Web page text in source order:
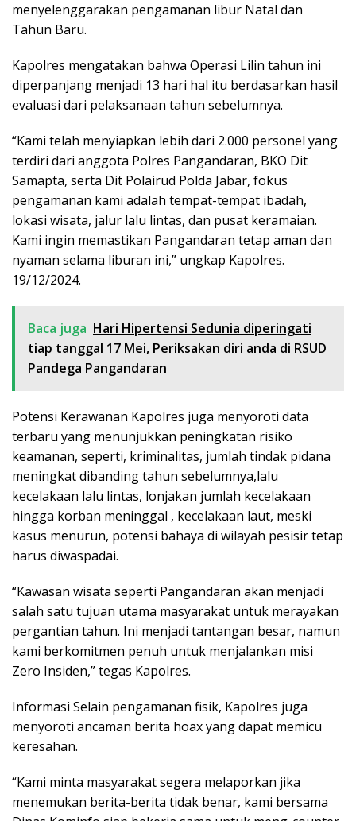
menyelenggarakan pengamanan libur Natal dan
Tahun Baru.
Kapolres mengatakan bahwa Operasi Lilin tahun ini
diperpanjang menjadi 13 hari hal itu berdasarkan hasil
evaluasi dari pelaksanaan tahun sebelumnya.
“Kami telah menyiapkan lebih dari 2.000 personel yang
terdiri dari anggota Polres Pangandaran, BKO Dit
Samapta, serta Dit Polairud Polda Jabar, fokus
pengamanan kami adalah tempat-tempat ibadah,
lokasi wisata, jalur lalu lintas, dan pusat keramaian.
Kami ingin memastikan Pangandaran tetap aman dan
nyaman selama liburan ini,” ungkap Kapolres.
19/12/2024.
Baca juga Hari Hipertensi Sedunia diperingati
tiap tanggal 17 Mei, Periksakan diri anda di RSUD
Pandega Pangandaran
Potensi Kerawanan Kapolres juga menyoroti data
terbaru yang menunjukkan peningkatan risiko
keamanan, seperti, kriminalitas, jumlah tindak pidana
meningkat dibanding tahun sebelumnya,lalu
kecelakaan lalu lintas, lonjakan jumlah kecelakaan
hingga korban meninggal , kecelakaan laut, meski
kasus menurun, potensi bahaya di wilayah pesisir tetap
harus diwaspadai.
“Kawasan wisata seperti Pangandaran akan menjadi
salah satu tujuan utama masyarakat untuk merayakan
pergantian tahun. Ini menjadi tantangan besar, namun
kami berkomitmen penuh untuk menjalankan misi
Zero Insiden,” tegas Kapolres.
Informasi Selain pengamanan fisik, Kapolres juga
menyoroti ancaman berita hoax yang dapat memicu
keresahan.
“Kami minta masyarakat segera melaporkan jika
menemukan berita-berita tidak benar, kami bersama